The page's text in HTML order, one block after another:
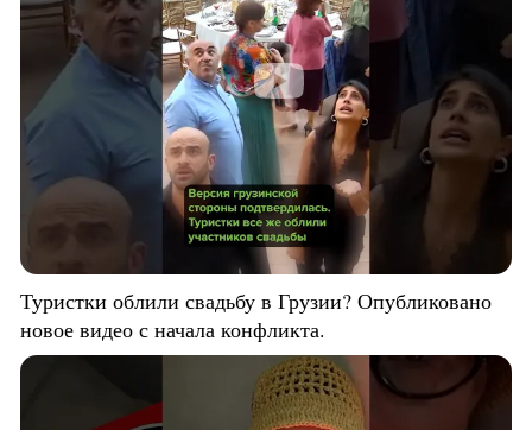
Туристки облили свадьбу в Грузии? Опубликовано
новое видео с начала конфликта.